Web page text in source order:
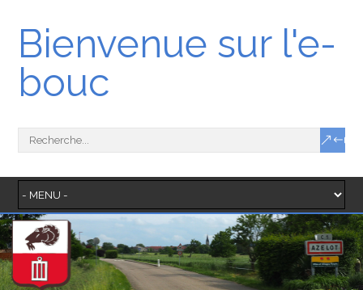
Bienvenue sur l'e-
bouc